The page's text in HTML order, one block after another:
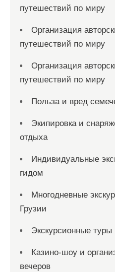
путешествий по миру
Организация
путешествий по миру
Организация
путешествий по миру
Польза и вред
Экипировка и
отдыха
Индивидуальные
гидом
Многодневные
Грузии
Экскурсионные туры
Казино-шоу и
вечеров